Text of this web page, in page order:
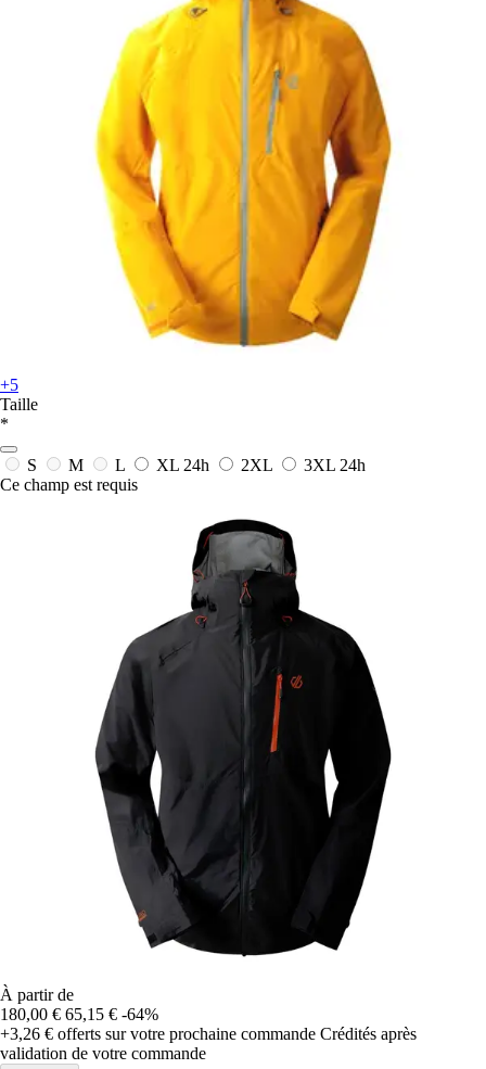
+5
Taille
*
S M L XL 24h 2XL 3XL 24h
Ce champ est requis
À partir de
180,00 € 65,15 € -64%
+3,26 € offerts sur votre prochaine commande Crédités après
validation de votre commande